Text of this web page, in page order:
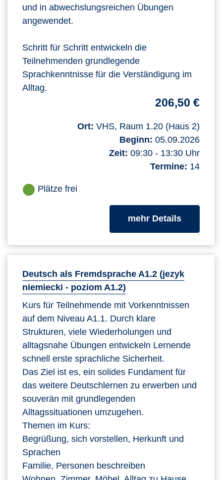
und in abwechslungsreichen Übungen
angewendet.
Schritt für Schritt entwickeln die
Teilnehmenden grundlegende
Sprachkenntnisse für die Verständigung im
Alltag.
206,50 €
Ort: VHS, Raum 1.20 (Haus 2)
Beginn: 05.09.2026
Zeit: 09:30 - 13:30 Uhr
Termine: 14
Plätze frei
mehr Detailszum
Deutsch als Fremdsprache A1.2 (jezyk
niemiecki - poziom A1.2)
Kurs für Teilnehmende mit Vorkenntnissen
auf dem Niveau A1.1. Durch klare
Strukturen, viele Wiederholungen und
alltagsnahe Übungen entwickeln Lernende
schnell erste sprachliche Sicherheit.
Das Ziel ist es, ein solides Fundament für
das weitere Deutschlernen zu erwerben und
souverän mit grundlegenden
Alltagssituationen umzugehen.
Themen im Kurs:
Begrüßung, sich vorstellen, Herkunft und
Sprachen
Familie, Personen beschreiben